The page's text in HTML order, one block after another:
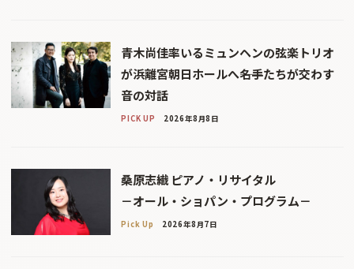
青木尚佳率いるミュンヘンの弦楽トリオ
が浜離宮朝日ホールへ――名手たちが交わす
音の対話
PICK UP 2026年8月8日
桑原志織 ピアノ・リサイタル
－オール・ショパン・プログラム－
Pick Up 2026年8月7日